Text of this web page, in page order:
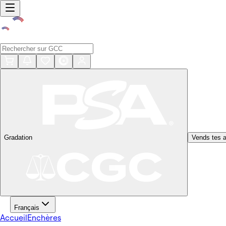
Gradation Vends tes
Français
AccueilEnchères